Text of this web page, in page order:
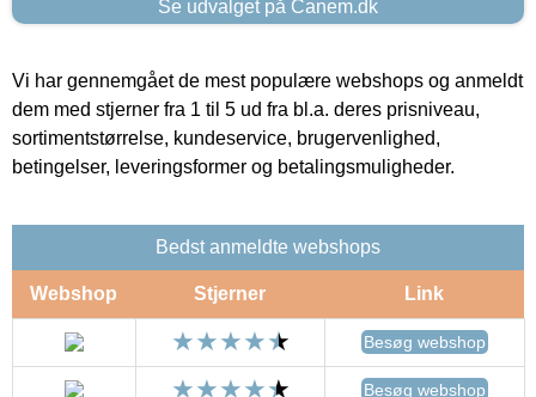
Se udvalget på Canem.dk
Vi har gennemgået de mest populære webshops og anmeldt
dem med stjerner fra 1 til 5 ud fra bl.a. deres prisniveau,
sortimentstørrelse, kundeservice, brugervenlighed,
betingelser, leveringsformer og betalingsmuligheder.
Bedst anmeldte webshops
Webshop Stjerner Link
Besøg webshop
Besøg webshop